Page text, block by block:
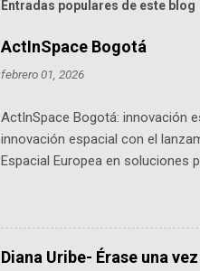
Entradas populares de este blog
ActInSpace Bogotá
febrero 01, 2026
ActInSpace Bogotá: innovación
innovación espacial con el
Espacial Europea en soluciones
emprendedores y estudiantes.
más de 60 ciudades, donde
datos orbitales. En Bogotá,
Diana Uribe- Érase una